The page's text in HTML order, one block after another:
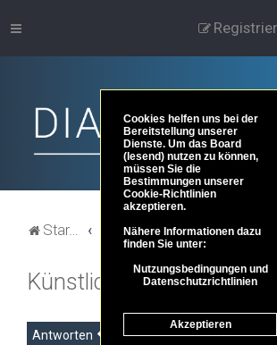
Startseite Portal Foren-Übersicht Themenbereiche der Philosophie
Künstliches Bewusstsein
Antworten
Cookies helfen uns bei der
Bereitstellung unserer
Dienste. Um das Board
(lesend) nutzen zu können,
müssen Sie die
Bestimmungen unserer
Cookie-Richtlinien
akzeptieren.
Nähere Informationen dazu
finden Sie unter:
Nutzungsbedingungen und
Datenschutzrichtlinien
Akzeptieren